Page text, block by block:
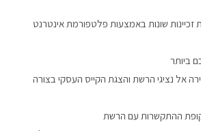
זכיינות שונות באמצעות פלטפורמת אינטרנט
ביותר
אל נציגי הרשת והצגת הקייס העסקי בצורה
ההתקשרות עם הרשת